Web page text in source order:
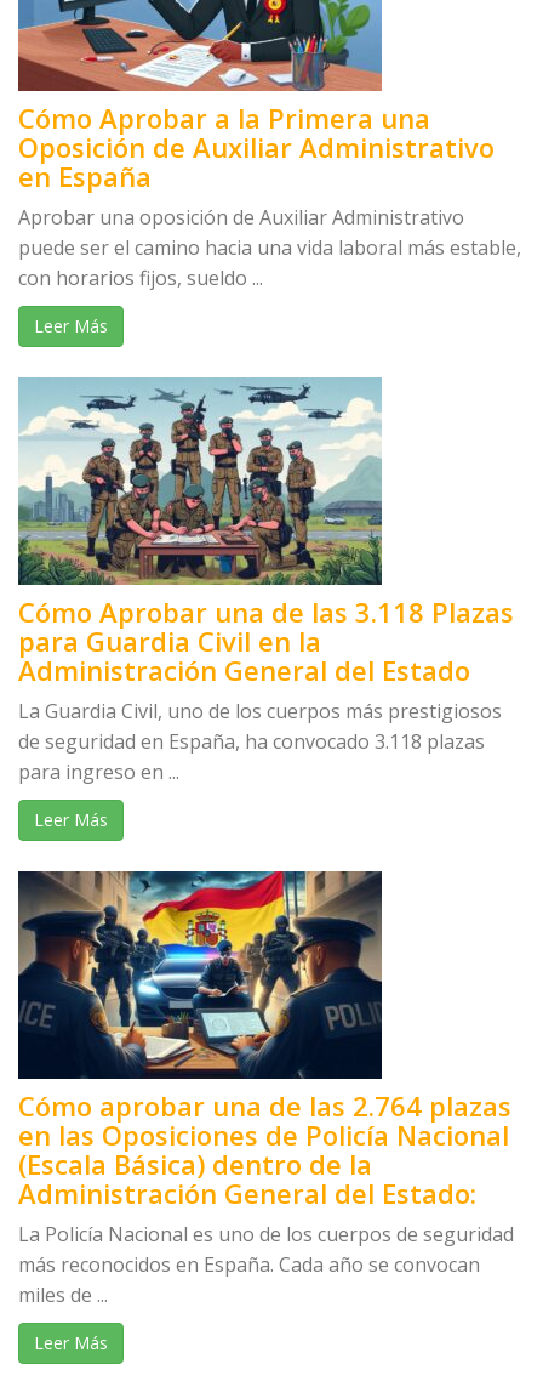
Cómo Aprobar a la Primera una
Oposición de Auxiliar Administrativo
en España
Aprobar una oposición de Auxiliar Administrativo
puede ser el camino hacia una vida laboral más estable,
con horarios fijos, sueldo ...
Leer Más
Cómo Aprobar una de las 3.118 Plazas
para Guardia Civil en la
Administración General del Estado
La Guardia Civil, uno de los cuerpos más prestigiosos
de seguridad en España, ha convocado 3.118 plazas
para ingreso en ...
Leer Más
Cómo aprobar una de las 2.764 plazas
en las Oposiciones de Policía Nacional
(Escala Básica) dentro de la
Administración General del Estado:
La Policía Nacional es uno de los cuerpos de seguridad
más reconocidos en España. Cada año se convocan
miles de ...
Leer Más